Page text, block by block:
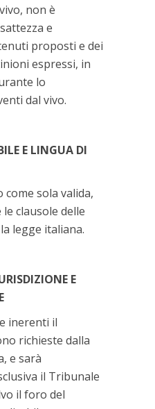
non è
e
proposti e dei
espressi, in
lo
dal vivo.
E LINGUA DI
sola valida,
clausole delle
legge italiana.
E
inerenti il
richieste dalla
e sarà
il Tribunale
il foro del